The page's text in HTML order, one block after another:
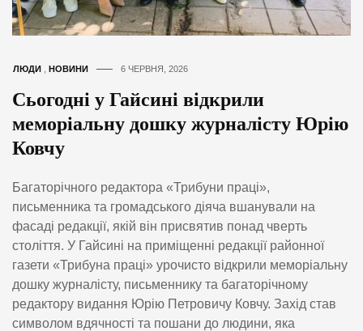
ЛЮДИ НОВИНИ 6 ЧЕРВНЯ, 2026
Сьогодні у Гайсині відкрили
меморіальну дошку журналісту Юрію
Ковчу
Багаторічного редактора «Трибуни праці»,
письменника та громадського діяча вшанували на
фасаді редакції, якій він присвятив понад чверть
століття. У Гайсині на приміщенні редакції районної
газети «Трибуна праці» урочисто відкрили меморіальну
дошку журналісту, письменнику та багаторічному
редактору видання Юрію Петровичу Ковчу. Захід став
символом вдячності та пошани до людини, яка